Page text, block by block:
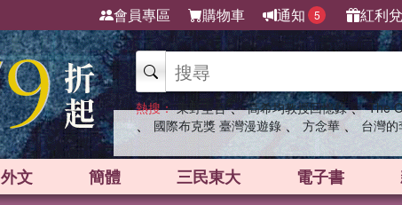
會員專區 購物車 通知 5 紅利
熱搜： 東野圭吾 、 高希均教授回憶錄 、 The
、 國際布克獎 臺灣漫遊錄 、 方念華 、 台灣
外文 簡體 三民東大 電子書